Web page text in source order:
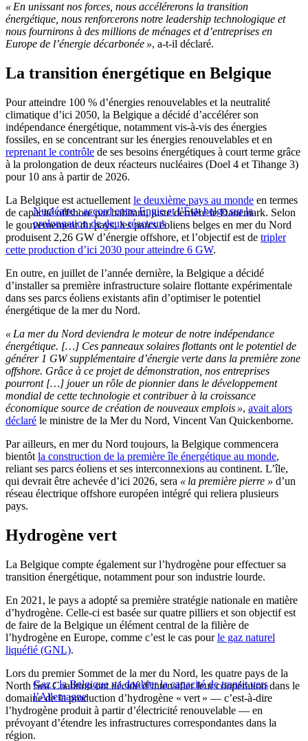
« En unissant nos forces, nous accélérerons la transition
énergétique, nous renforcerons notre leadership technologique et
nous fournirons à des millions de ménages et d’entreprises en
Europe de l’énergie décarbonée », a-t-il déclaré.
La transition énergétique en Belgique
Pour atteindre 100 % d’énergies renouvelables et la neutralité
climatique d’ici 2050, la Belgique a décidé d’accélérer son
indépendance énergétique, notamment vis-à-vis des énergies
fossiles, en se concentrant sur les énergies renouvelables et en
reprenant le contrôle de ses besoins énergétiques à court terme grâce
à la prolongation de deux réacteurs nucléaires (Doel 4 et Tihange 3)
pour 10 ans à partir de 2026.
Nucléaire : accord entre Engie et l’État belge sur la
prolongation de deux réacteurs
La Belgique est actuellement le deuxième pays au monde en termes
de capacité offshore par habitant, juste derrière le Danemark. Selon
le gouvernement du pays, les parcs éoliens belges en mer du Nord
produisent 2,26 GW d’énergie offshore, et l’objectif est de tripler
cette production d’ici 2030 pour atteindre 6 GW.
En outre, en juillet de l’année dernière, la Belgique a décidé
d’installer sa première infrastructure solaire flottante expérimentale
dans ses parcs éoliens existants afin d’optimiser le potentiel
énergétique de la mer du Nord.
« La mer du Nord deviendra le moteur de notre indépendance
énergétique. […] Ces panneaux solaires flottants ont le potentiel de
générer 1 GW supplémentaire d’énergie verte dans la première zone
offshore. Grâce à ce projet de démonstration, nos entreprises
pourront […] jouer un rôle de pionnier dans le développement
mondial de cette technologie et contribuer à la croissance
économique source de création de nouveaux emplois », avait alors
déclaré le ministre de la Mer du Nord, Vincent Van Quickenborne.
Par ailleurs, en mer du Nord toujours, la Belgique commencera
bientôt la construction de la première île énergétique au monde,
reliant ses parcs éoliens et ses interconnexions au continent. L’île,
qui devrait être achevée d’ici 2026, sera « la première pierre » d’un
réseau électrique offshore européen intégré qui reliera plusieurs
pays.
Hydrogène vert
La Belgique compte également sur l’hydrogène pour effectuer sa
transition énergétique, notamment pour son industrie lourde.
En 2021, le pays a adopté sa première stratégie nationale en matière
d’hydrogène. Celle-ci est basée sur quatre pilliers et son objectif est
de faire de la Belgique un élément central de la filière de
l’hydrogène en Europe, comme c’est le cas pourle gaz naturel
liquéfié (GNL).
Gaz : la Belgique va doubler la capacité de transit vers
l’Allemagne
Lors du premier Sommet de la mer du Nord, les quatre pays de la
North Sea Coalition ont décidé d’intensifier leur coopération dans le
domaine de la production d’hydrogène « vert » — c’est-à-dire
l’hydrogène produit à partir d’électricité renouvelable — en
prévoyant d’étendre les infrastructures correspondantes dans la
région.